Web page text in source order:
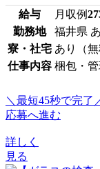
給与 月収例
勤務地
福井県
寮・社宅 あり（無
仕事内容 梱包・
＼最短45秒で完了
応募へ進む
詳しく
見る